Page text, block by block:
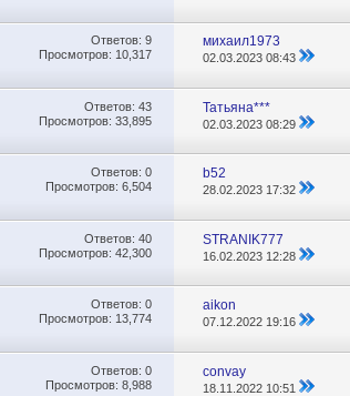
Ответов: 9
Просмотров: 10,317
михаил1973
02.03.202308:43
Ответов: 43
Просмотров: 33,895
Татьяна***
02.03.202308:29
Ответов: 0
Просмотров: 6,504
b52
28.02.2023 17:32
Ответов: 40
Просмотров: 42,300
STRANIK777
16.02.2023 12:28
Ответов: 0
Просмотров: 13,774
aikon
07.12.2022 19:16
Ответов: 0
Просмотров: 8,988
convay
18.11.2022 10:51